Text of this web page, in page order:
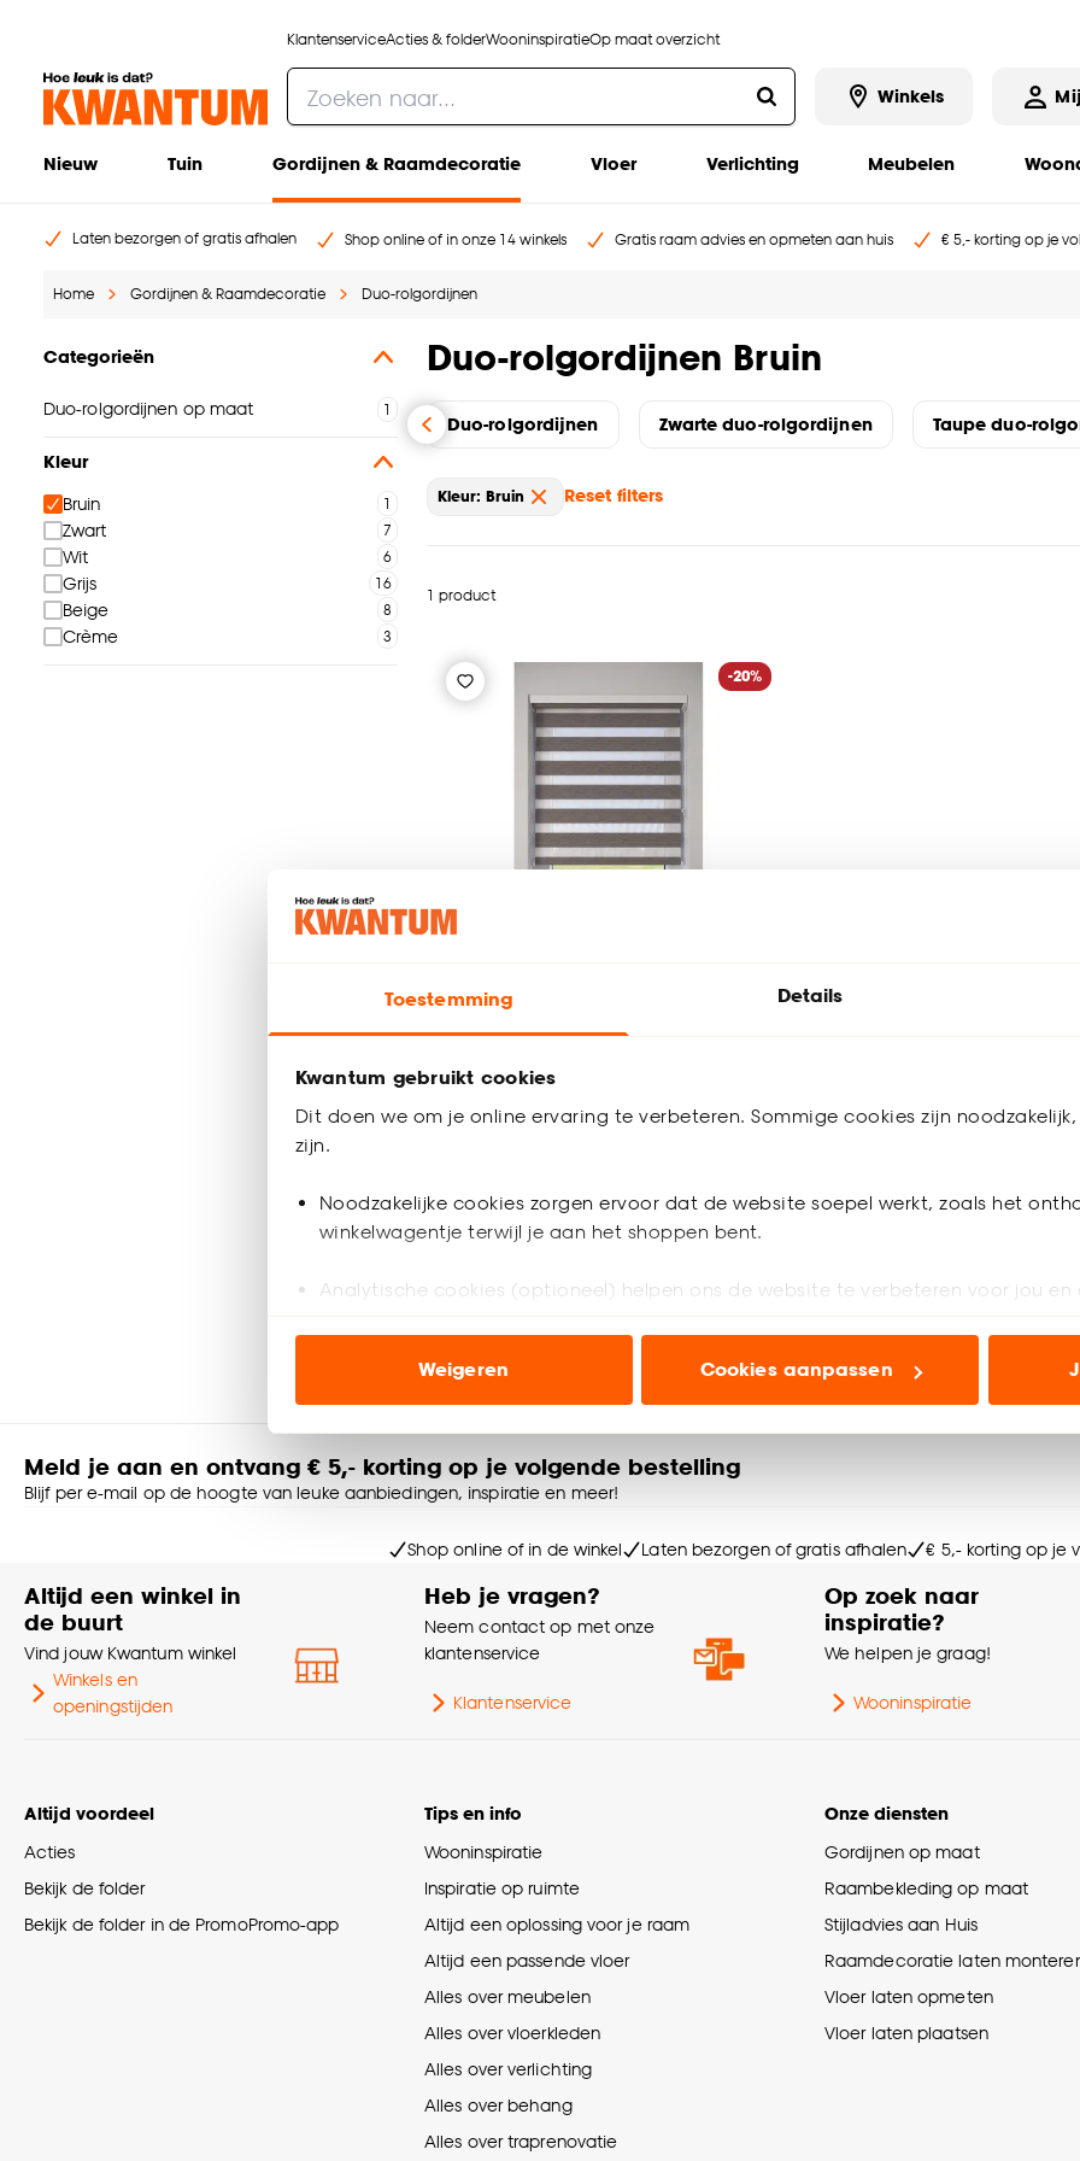
Toestemming Details
Kwantum gebruikt cookies
Dit doen we om je online ervaring te verbeteren. Sommige cookies zijn
zijn.
Noodzakelijke cookies zorgen ervoor dat de website soepel werkt, zoals het
winkelwagentje terwijl je aan het shoppen bent.
Analytische cookies (optioneel) helpen ons de website te verbeteren voor jou en
ook buiten de website voor advertenties en communicatie.
Klik op ‘Ja, alles toestaan’ om gebruik te maken van alle cookies, of klik op
noodzakelijke cookies te accepteren. Je kunt er ook voor kiezen om bepaalde
accepteren door op ‘Cookies aanpassen’ te klikken.
Goed om te weten is dat je deze keuze altijd nog kan aanpassen, bekijk hiervoor
Weigeren Cookies aanpassen
KlantenserviceActies & folderWooninspiratieOp maat overzicht
Winkels
Nieuw Tuin Gordijnen & Raamdecoratie Vloer Verlichting Meubelen
Laten bezorgen of gratis afhalen Shop online of in onze 14 winkels Gratis raam advies en opmeten aan huis € 5,- korting op je
Home Gordijnen & Raamdecoratie Duo-rolgordijnen
Categorieën
Duo-rolgordijnen op maat
Kleur
Bruin
Zwart
Wit
Grijs
Beige
Crème
Duo-rolgordijnen Bruin
Duo-rolgordijnen Zwarte duo-rolgordijnen Taupe duo-
Kleur: Bruin Reset filters
1 product
-20%
Fenstr Duo Rolgordijn Michiel
Bruin
163.38 130.70
Meld je aan en ontvang € 5,- korting op je volgende bestelling
Blijf per e-mail op de hoogte van leuke aanbiedingen, inspiratie en meer!
Shop online of in de winkel Laten bezorgen of gratis afhalen € 5,- korting op je
Altijd een winkel in
de buurt
Vind jouw Kwantum winkel
Winkels en
openingstijden
Heb je vragen?
Neem contact op met onze
klantenservice
Klantenservice
Op zoek naar
inspiratie?
We helpen je graag!
Wooninspiratie
Altijd voordeel
Acties
Bekijk de folder
Bekijk de folder in de PromoPromo-app
Tips en info
Wooninspiratie
Inspiratie op ruimte
Altijd een oplossing voor je raam
Altijd een passende vloer
Alles over meubelen
Alles over vloerkleden
Alles over verlichting
Alles over behang
Alles over traprenovatie
Onze diensten
Gordijnen op maat
Raambekleding op maat
Stijladvies aan Huis
Raamdecoratie laten
Vloer laten opmeten
Vloer laten plaatsen